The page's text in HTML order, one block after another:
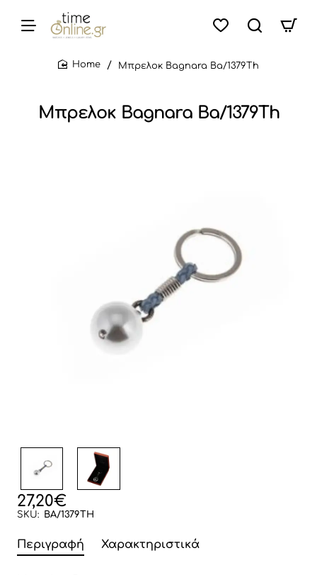
Μπρελοκ Bagnara Ba/1379Th
Μπρελοκ Bagnara Ba/1379Th
27,20€
SKU: BA/1379TH
Περιγραφή Χαρακτηριστικά